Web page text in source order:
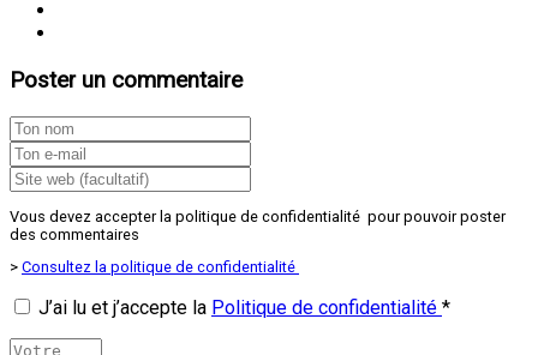
Poster un commentaire
Vous devez accepter la politique de confidentialité pour pouvoir poster
des commentaires
> Consultez la politique de confidentialité
J’ai lu et j’accepte la Politique de confidentialité *